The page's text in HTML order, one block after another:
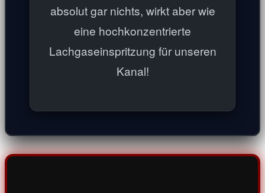
absolut gar nichts, wirkt aber wie
eine hochkonzentrierte
Lachgaseinspritzung für unseren
Kanal!